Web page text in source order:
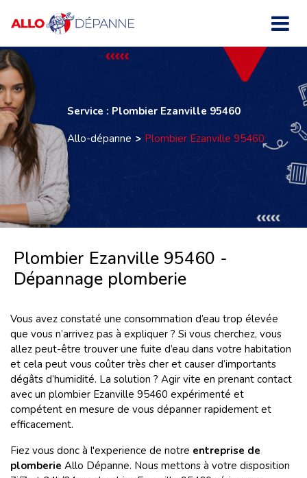
Service : Plombier Ezanville 95460
Allo-dépanne
Plombier Ezanville 95460
Plombier Ezanville 95460 -
Dépannage plomberie
Vous avez constaté une consommation d’eau trop élevée
que vous n’arrivez pas à expliquer ? Si vous cherchez, vous
allez peut-être trouver une fuite d’eau dans votre habitation
et cela peut vous coûter très cher et causer d’importants
dégâts d’humidité. La solution ? Agir vite en prenant contact
avec un plombier Ezanville 95460 expérimenté et
compétent en mesure de vous dépanner rapidement et
efficacement.
Fiez vous donc à l'experience de notre entreprise de
plomberie Allo Dépanne. Nous mettons à votre disposition